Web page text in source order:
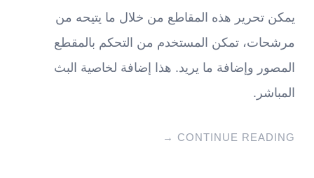
يمكن تحرير هذه المقاطع من خلال ما يتيحه من
مرشحات، تمكن المستخدم من التحكم بالمقطع
المصور وإضافة ما يريد. هذا إضافة لخاصية البث
المباشر.
CONTINUE READING
→